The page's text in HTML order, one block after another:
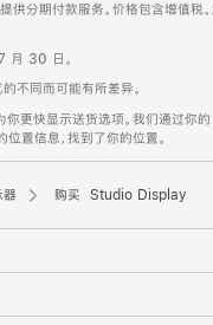
供分期付款服务。价格包含增值税
月 30 日。
不同而可能有所差异。
你更快显示送货选项。我们通过你
置信息，找到了你的位置。
器 购买 Studio Display